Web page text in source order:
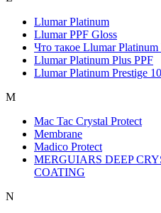
Llumar Platinum
Llumar PPF Gloss
Что такое Llumar Platinum
Llumar Platinum Plus PPF
Llumar Platinum Prestige
M
Mac Tac Crystal Protect
Membrane
Madico Protect
MERGUIARS DEEP
COATING
N